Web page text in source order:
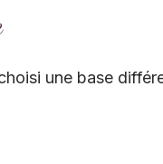
une base